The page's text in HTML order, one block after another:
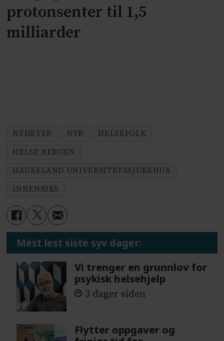
protonsenter til 1,5
milliarder
NYHETER NTB
HELSEFOLK
HELSE BERGEN
HAUKELAND UNIVERSITETSSJUKEHUS
INNENRIKS
Mest lest siste syv dager:
Vi trenger en grunnlov for
psykisk helsehjelp
3 dager siden
Flytter oppgaver og